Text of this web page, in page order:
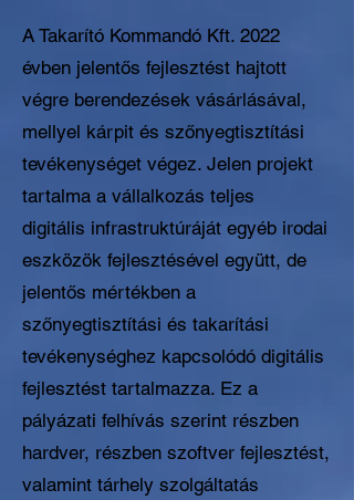
A Takarító Kommandó Kft. 2022
évben jelentős fejlesztést hajtott
végre berendezések vásárlásával,
mellyel kárpit és szőnyegtisztítási
tevékenységet végez. Jelen projekt
tartalma a vállalkozás teljes
digitális infrastruktúráját egyéb irodai
eszközök fejlesztésével együtt, de
jelentős mértékben a
szőnyegtisztítási és takarítási
tevékenységhez kapcsolódó digitális
fejlesztést tartalmazza. Ez a
pályázati felhívás szerint részben
hardver, részben szoftver fejlesztést,
valamint tárhely szolgáltatás